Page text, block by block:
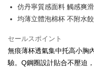
付款後全家取貨
7-11取貨付款
配送毎にNT$90、NT$1,300
仿丹寧質感面料 觸感爽
均薄立體泡棉杯 不附水
セールスポイント
無痕薄杯透氣集中托高小胸
驗。Q鋼圈設計貼合不壓迫